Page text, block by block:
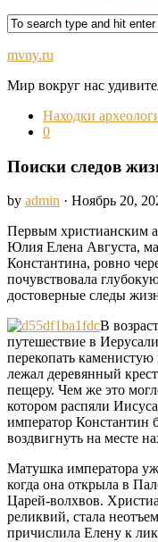
mvny.ru
Мир вокруг нас
Находки
0
Поиски следов
by admin · Ноябрь 20,
Первым христианским
Юлия Елена Августа,
Константина, ровно
почувствовала
достоверные следы
В
путешествие в
перекопать
лежал деревянный
пещеру. Чем же это
котором распяли
император Константин
воздвигнуть на месте
Матушка императора
когда она открыла в
Царей-волхвов.
реликвий, стала
причислила Елену к